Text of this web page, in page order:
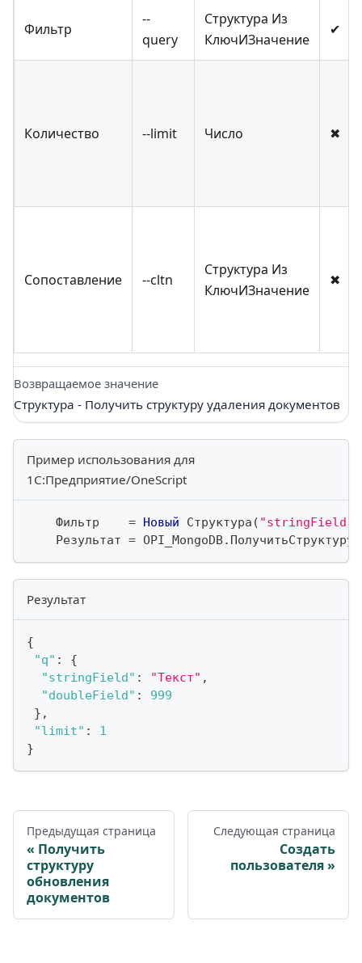
Фильтр
--
query
Структура Из
КлючИЗначение
✔
Количество --limit Число ✖
Сопоставление --cltn
Структура Из
КлючИЗначение
✖
Возвращаемое значение
Структура - Получить структуру удаления документов
Пример использования для
1С:Предприятие/OneScript
    Фильтр
= Новый Структура (
    Результат
= OPI_MongoDB.
Результат
{
"q" :
{
"stringField" : "Текст" ,
"doubleField" :
999
} ,
"limit" :
1
}
Предыдущая страница
Получить
структуру
обновления
документов
Следующая страница
Создать
пользователя